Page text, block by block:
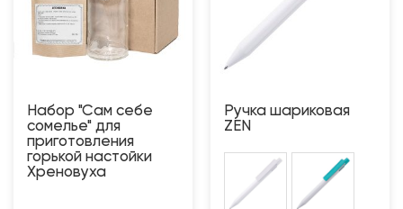
Набор "Сам себе
сомелье" для
приготовления
горькой настойки
Хреновуха
Ручка шариковая
ZEN